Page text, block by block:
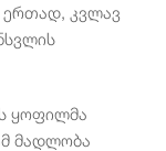
ერთად, კვლავ
ყოფილმა
მადლობა